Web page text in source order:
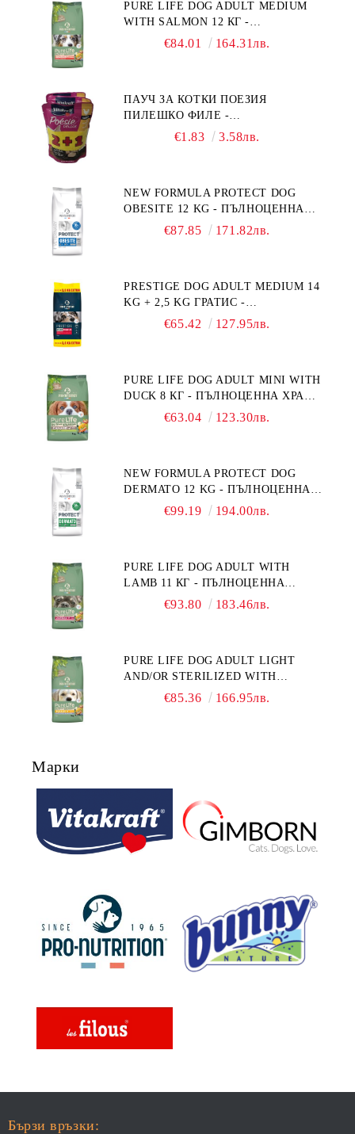
PURE LIFE DOG ADULT MEDIUM
WITH SALMON 12 КГ -
ПЪЛНОЦЕННА ХРАНА ЗА
БЕЗ ЗЪРНО, БЕЗ ГЛУТЕН.
ПРОИЗВЕДЕНА ВЪВ ФРАНЦИЯ.
€84.01 164.31лв.
ПАУЧ ЗА КОТКИ ПОЕЗИЯ
ПИЛЕШКО ФИЛЕ -
ПРОМОКОМПЛЕКТ 3 БР.
€1.83 3.58лв.
NEW FORMULA PROTECT DOG
OBESITE 12 KG - ПЪЛНОЦЕННА
ДИЕТИЧНА ХРАНА ЗА КУЧЕТА
"РЕГУЛИРАНЕ НА ВНОСА НА
ГЛЮКОЗА (DIABETES MELLITUS)."
€87.85 171.82лв.
PRESTIGE DOG ADULT MEDIUM 14
KG + 2,5 KG ГРАТИС -
ПЪЛНОЦЕННА ХРАНА ЗА
€65.42 127.95лв.
PURE LIFE DOG ADULT MINI WITH
DUCK 8 КГ - ПЪЛНОЦЕННА ХРАНА
ЗА ПОРАСНАЛИ КУЧЕТА ОТ
ГЛУТЕН. ПРОИЗВЕДЕНА ВЪВ
ФРАНЦИЯ.
€63.04 123.30лв.
NEW FORMULA PROTECT DOG
DERMATO 12 KG - ПЪЛНОЦЕННА
ДИЕТИЧНА ХРАНА ЗА КУЧЕТА
ДЕРМАТОЗИ И СИЛНО ИЗРАЗЕНА
ЗАГУБА НА КОЗИНА".
"НАМАЛЯВАНЕ НА
€99.19 194.00лв.
PURE LIFE DOG ADULT WITH
LAMB 11 КГ - ПЪЛНОЦЕННА
ХРАНА ЗА ПОРАСНАЛИ КУЧЕТА С
НАД 1 ГОДИНА. БЕЗ ЗЪРНО, БЕЗ
ГЛУТЕН. ПРОИЗВЕДЕНА ВЪВ
ФРАНЦИЯ.
€93.80 183.46лв.
PURE LIFE DOG ADULT LIGHT
AND/OR STERILIZED WITH
CHICKEN 12 КГ - ПЪЛНОЦЕННА
ГОДИНА, С ПИЛЕ. БЕЗ ЗЪРНО, БЕЗ
ГЛУТЕН. ПРОИЗВОДСТВО
ФРАНЦИЯ.
€85.36 166.95лв.
Марки
Бързи връзки: